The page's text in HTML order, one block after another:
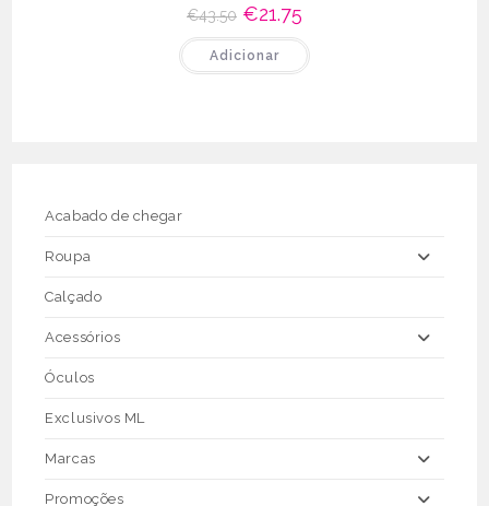
€43.50 O
preço
original
era:
€43.50.
€21.75
atual
€21.75.
Adicionar
Acabado de chegar
Roupa
Calçado
Acessórios
Óculos
Exclusivos ML
Marcas
Promoções